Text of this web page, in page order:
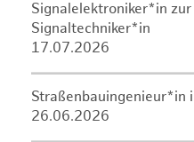
Signalelektroniker*in
Signaltechniker*in
17.07.2026
Straßenbauingenieur*in
26.06.2026